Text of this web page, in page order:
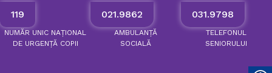
119
NUMĂR UNIC NAȚIONAL
DE URGENȚĂCOPII
021.9862
AMBULANȚĂ
SOCIALĂ
031.9798
TELEFONUL
SENIORULUI